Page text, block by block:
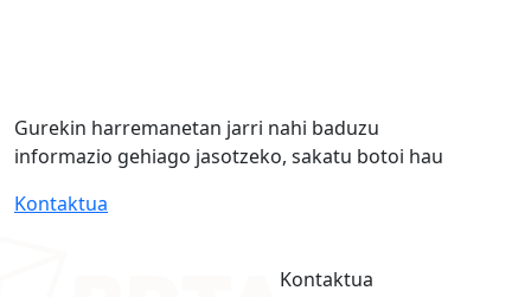
Gurekin harremanetan jarri nahi baduzu
informazio gehiago jasotzeko, sakatu botoi hau
Kontaktua
Kontaktua